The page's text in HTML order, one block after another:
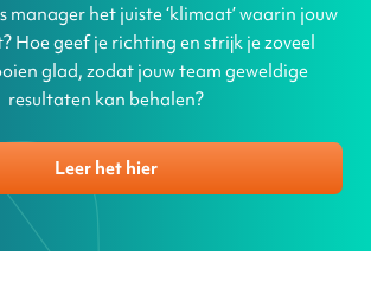
manager het juiste ‘klimaat’ waarin jouw
Hoe geef je richting en strijk je zoveel
glad, zodat jouw team geweldige
resultaten kan behalen?
Leer het hier